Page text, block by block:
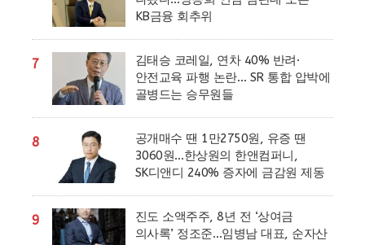
KB금융 회추위
7
김태승 코레일, 연차 40% 반려·
안전교육 파행 논란… SR 통합 압박에
골병드는 승무원들
8
공개매수 땐 1만2750원, 유증 땐
3060원…한상원의 한앤컴퍼니,
SK디앤디 240% 증자에 금감원 제동
9
진도 소액주주, 8년 전 ‘상여금
의사록’ 정조준…임병남 대표, 순자산